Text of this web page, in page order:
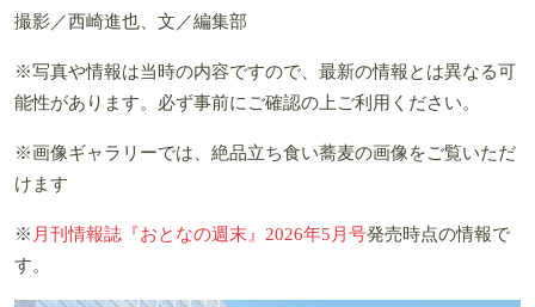
撮影／西崎進也、文／編集部
※写真や情報は当時の内容ですので、最新の情報とは異なる可
能性があります。必ず事前にご確認の上ご利用ください。
※画像ギャラリーでは、絶品立ち食い蕎麦の画像をご覧いただ
けます
※ 月刊情報誌『おとなの週末』2026年5月号発売時点の情報で
す。